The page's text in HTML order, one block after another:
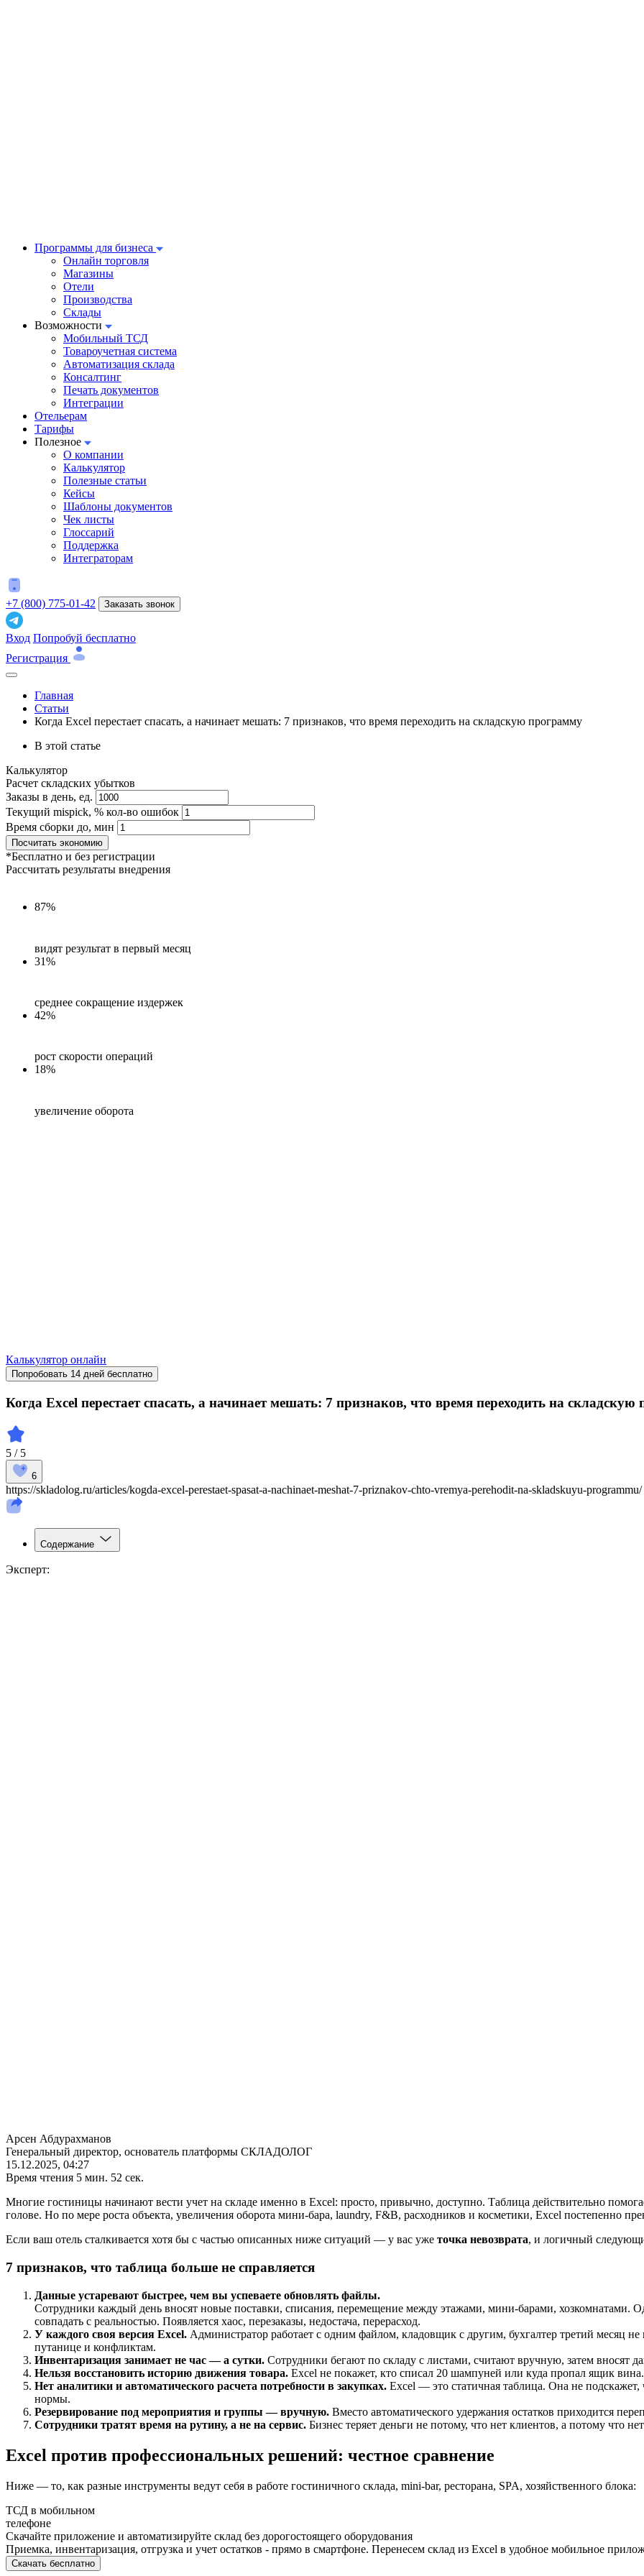
Программы для бизнеса
Онлайн торговля
Магазины
Отели
Производства
Склады
Возможности
Мобильный ТСД
Товароучетная система
Автоматизация склада
Консалтинг
Печать документов
Интеграции
Отельерам
Тарифы
Полезное
О компании
Калькулятор
Полезные статьи
Кейсы
Шаблоны документов
Чек листы
Глоссарий
Поддержка
Интеграторам
+7 (800) 775-01-42 Заказать звонок
Вход Попробуй бесплатно
Регистрация
Главная
Статьи
Когда Excel перестает спасать, а начинает мешать: 7 признаков, что время переходить на складскую программу
В этой статье
Калькулятор
Расчет складских убытков
Заказы в день, ед.
Текущий mispick, % кол-во ошибок
Время сборки до, мин
Посчитать экономию
*Бесплатно и без регистрации
Рассчитать результаты внедрения
87%
видят результат в первый месяц
31%
среднее сокращение издержек
42%
рост скорости операций
18%
увеличение оборота
Калькулятор онлайн
Попробовать 14 дней бесплатно
Когда Excel перестает спасать, а начинает мешать: 7 признаков, что время переходить на
5 / 5
6
https://skladolog.ru/articles/kogda-excel-perestaet-spasat-a-nachinaet-meshat-7-priznakov-chto-vremya-perehodit-na-skladskuyu-programmu/
Содержание
Эксперт:
Арсен Абдурахманов
Генеральный директор, основатель платформы СКЛАДОЛОГ
15.12.2025, 04:27
Время чтения 5 мин. 52 сек.
Многие гостиницы начинают вести учет на складе именно в Excel: просто, привычно, доступно. Таблица действительно
голове. Но по мере роста объекта, увеличения оборота мини-бара, laundry, F&B, расходников и косметики, Excel постепенно
Если ваш отель сталкивается хотя бы с частью описанных ниже ситуаций — у вас уже точка невозврата, и логичный
7 признаков, что таблица больше не справляется
Данные устаревают быстрее, чем вы успеваете обновлять файлы.
Сотрудники каждый день вносят новые поставки, списания, перемещение между этажами, мини-барами, хозкомнатами.
совпадать с реальностью. Появляется хаос, перезаказы, недостача, перерасход.
У каждого своя версия Excel. Администратор работает с одним файлом, кладовщик с другим, бухгалтер третий месяц не
путанице и конфликтам.
Инвентаризация занимает не час — а сутки. Сотрудники бегают по складу с листами, считают вручную, затем вносят
Нельзя восстановить историю движения товара. Excel не покажет, кто списал 20 шампуней или куда пропал ящик вина.
Нет аналитики и автоматического расчета потребности в закупках. Excel — это статичная таблица. Она не подскажет,
нормы.
Резервирование под мероприятия и группы — вручную. Вместо автоматического удержания остатков приходится
Сотрудники тратят время на рутину, а не на сервис. Бизнес теряет деньги не потому, что нет клиентов, а потому что
Excel против профессиональных решений: честное сравнение
Ниже — то, как разные инструменты ведут себя в работе гостиничного склада, mini-bar, ресторана, SPA, хозяйственного блока:
ТСД в мобильном
телефоне
Скачайте приложение и автоматизируйте склад без дорогостоящего оборудования
Приемка, инвентаризация, отгрузка и учет остатков - прямо в смартфоне. Перенесем склад из Excel в удобное мобильное
Скачать бесплатно